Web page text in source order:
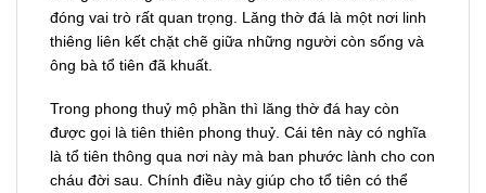
đóng vai trò rất quan trọng. Lăng thờ đá là một nơi linh
thiêng liên kết chặt chẽ giữa những người còn sống và
ông bà tổ tiên đã khuất.
Trong phong thuỷ mộ phần thì lăng thờ đá hay còn
được gọi là tiên thiên phong thuỷ. Cái tên này có nghĩa
là tổ tiên thông qua nơi này mà ban phước lành cho con
cháu đời sau. Chính điều này giúp cho tổ tiên có thể